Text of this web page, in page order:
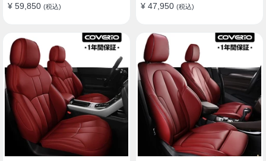
¥ 59,850 (税込) ¥ 47,950 (税込)